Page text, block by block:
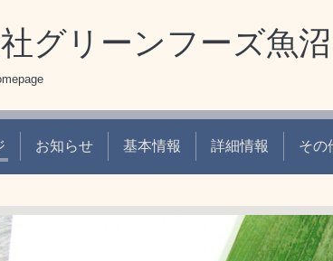
グリーンフーズ魚沼
お知らせ 基本情報 詳細情報 その